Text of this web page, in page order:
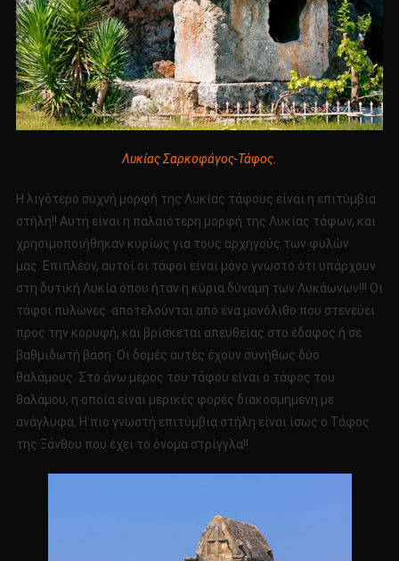
Λυκίας Σαρκοφάγος-Τάφος.
Η λιγότερο συχνή μορφή της Λυκίας τάφους είναι η επιτύμβια
στήλη!! Αυτή είναι η παλαιότερη μορφή της Λυκίας τάφων, και
χρησιμοποιήθηκαν κυρίως για τους αρχηγούς των φυλών
μας. Επιπλέον, αυτοί οι τάφοι είναι μόνο γνωστό ότι υπάρχουν
στη δυτική Λυκία όπου ήταν η κύρια δύναμη των Λυκάωνων!!! Οι
τάφοι πυλώνες αποτελούνται από ένα μονόλιθο που στενεύει
προς την κορυφή, και βρίσκεται απευθείας στο έδαφος ή σε
βαθμιδωτή βάση. Οι δομές αυτές έχουν συνήθως δύο
θαλάμους. Στο άνω μέρος του τάφου είναι ο τάφος του
θαλάμου, η οποία είναι μερικές φορές διακοσμημένη με
ανάγλυφα. Η πιο γνωστή επιτύμβια στήλη είναι ίσως ο Τάφος
της Ξάνθου που έχει το όνομα στρίγγλα!!